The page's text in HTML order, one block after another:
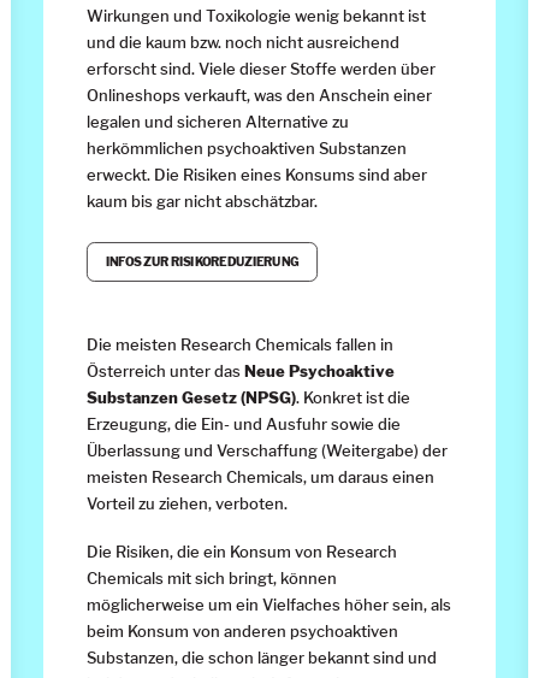
Wirkungen und Toxikologie wenig bekannt ist
und die kaum bzw. noch nicht ausreichend
erforscht sind. Viele dieser Stoffe werden über
Onlineshops verkauft, was den Anschein einer
legalen und sicheren Alternative zu
herkömmlichen psychoaktiven Substanzen
erweckt. Die Risiken eines Konsums sind aber
kaum bis gar nicht abschätzbar.
INFOS ZUR RISIKOREDUZIERUNG
Die meisten Research Chemicals fallen in
Österreich unter das Neue Psychoaktive
Substanzen Gesetz (NPSG). Konkret ist die
Erzeugung, die Ein- und Ausfuhr sowie die
Überlassung und Verschaffung (Weitergabe) der
meisten Research Chemicals, um daraus einen
Vorteil zu ziehen, verboten.
Die Risiken, die ein Konsum von Research
Chemicals mit sich bringt, können
möglicherweise um ein Vielfaches höher sein, als
beim Konsum von anderen psychoaktiven
Substanzen, die schon länger bekannt sind und